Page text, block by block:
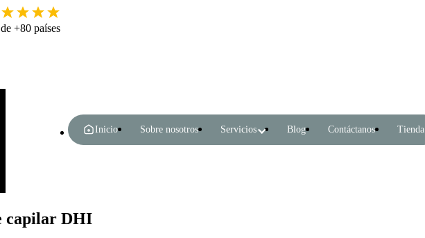
+80 países
Inicio Sobre nosotros Servicios Blog Contáctanos Tienda
capilar DHI